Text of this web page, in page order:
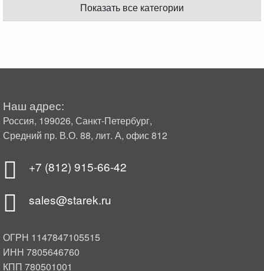
Показать все категории
Наш адрес:
Россия, 199026, Санкт-Петербург,
Средний пр. В.О. 88, лит. А, офис 812
+7 (812) 915-66-42
sales@starek.ru
ОГРН 1147847105515
ИНН 7805646760
КПП 780501001